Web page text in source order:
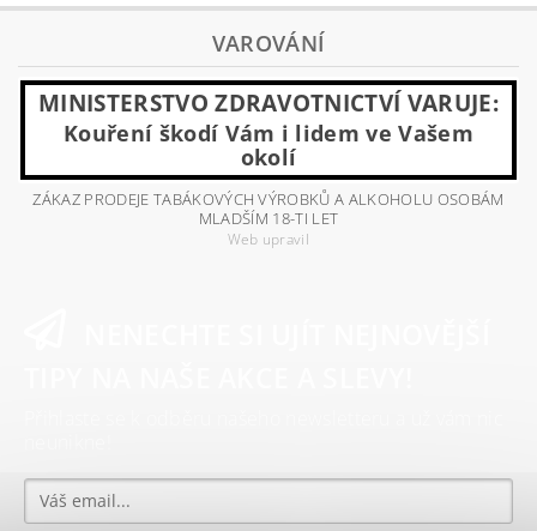
VAROVÁNÍ
MINISTERSTVO ZDRAVOTNICTVÍ VARUJE:
Kouření škodí Vám i lidem ve Vašem
okolí
ZÁKAZ PRODEJE TABÁKOVÝCH VÝROBKŮ A ALKOHOLU OSOBÁM
MLADŠÍM 18-TI LET
Web upravil